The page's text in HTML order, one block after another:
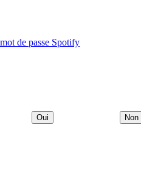
de passe Spotify
Oui Non